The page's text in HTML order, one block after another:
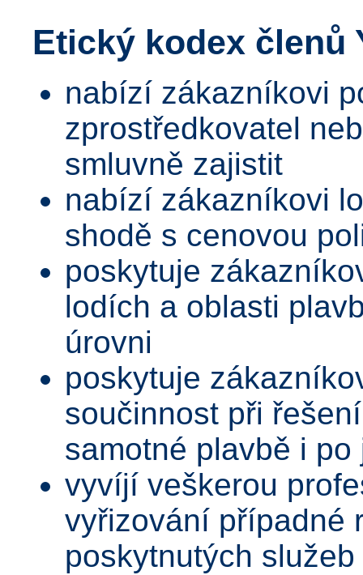
Etický kodex členů
nabízí zákazníkovi
zprostředkovatel
smluvně zajistit
nabízí zákazníkovi
shodě s cenovou
poskytuje
lodích a oblasti
úrovni
poskytuje
součinnost při
samotné plavbě i
vyvíjí veškerou
vyřizování případné
poskytnutých služeb